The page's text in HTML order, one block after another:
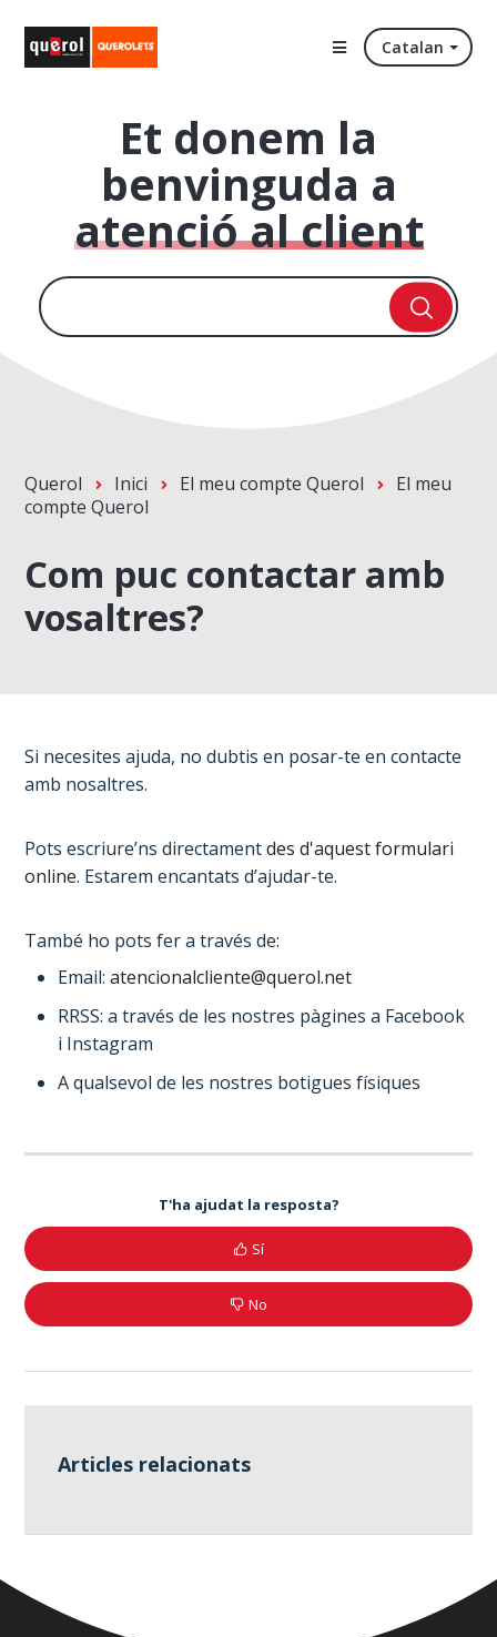
Catalan
Et donem la
benvinguda a
atenció al client
Querol Inici El meu compte Querol
El meu
compte Querol
Com puc contactar amb
vosaltres?
Si necesites ajuda, no dubtis en posar-te en contacte
amb nosaltres.
Pots escriure’ns directamentdes d'aquest formulari
online. Estarem encantats d’ajudar-te.
També ho pots fer a través de:
Email:atencionalcliente@querol.net
RRSS: a través de les nostres pàgines a Facebook
i Instagram
A qualsevol de les nostres botigues físiques
T'ha ajudat la resposta?
Sí
No
Articles relacionats